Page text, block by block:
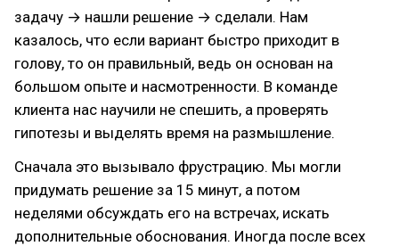
задачу → нашли решение → сделали. Нам
казалось, что если вариант быстро приходит в
голову, то он правильный, ведь он основан на
большом опыте и насмотренности. В команде
клиента нас научили не спешить, а проверять
гипотезы и выделять время на размышление.
Сначала это вызывало фрустрацию. Мы могли
придумать решение за 15 минут, а потом
неделями обсуждать его на встречах, искать
дополнительные обоснования. Иногда после всех